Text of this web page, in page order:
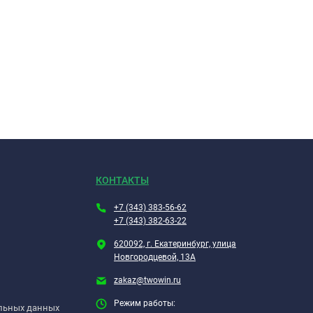
данных
КОНТАКТЫ
+7 (343) 383-56-62
+7 (343) 382-63-22
620092, г. Екатеринбург, улица
Новгородцевой, 13А
zakaz@twowin.ru
Режим работы: